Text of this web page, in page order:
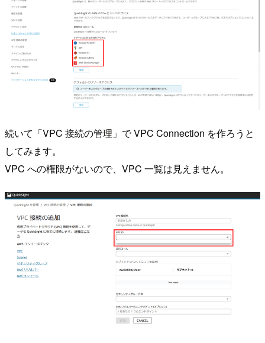
続いて「VPC 接続の管理」で VPC Connection を作ろうと
してみます。
VPC への権限がないので、VPC 一覧は見えません。